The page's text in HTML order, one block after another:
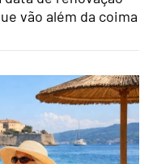
vão além da coima